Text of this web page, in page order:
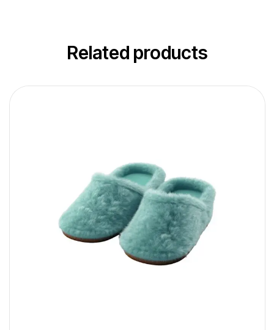
Related products